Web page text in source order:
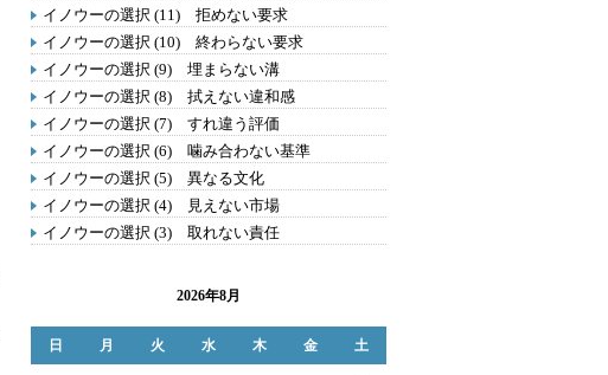
イノウーの選択 (11) 拒めない要求
イノウーの選択 (10) 終わらない要求
イノウーの選択 (9) 埋まらない溝
イノウーの選択 (8) 拭えない違和感
イノウーの選択 (7) すれ違う評価
イノウーの選択 (6) 噛み合わない基準
イノウーの選択 (5) 異なる文化
イノウーの選択 (4) 見えない市場
イノウーの選択 (3) 取れない責任
2026年8月
日 月 火 水 木 金 土